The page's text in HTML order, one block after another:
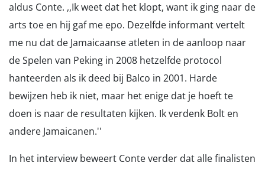
aldus Conte. ,,Ik weet dat het klopt, want ik ging naar de
arts toe en hij gaf me epo. Dezelfde informant vertelt
me nu dat de Jamaicaanse atleten in de aanloop naar
de Spelen van Peking in 2008 hetzelfde protocol
hanteerden als ik deed bij Balco in 2001. Harde
bewijzen heb ik niet, maar het enige dat je hoeft te
doen is naar de resultaten kijken. Ik verdenk Bolt en
andere Jamaicanen.''
In het interview beweert Conte verder dat alle finalisten